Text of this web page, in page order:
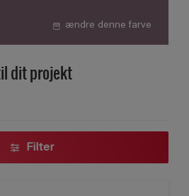
ændre denne farve
dit projekt
Filter